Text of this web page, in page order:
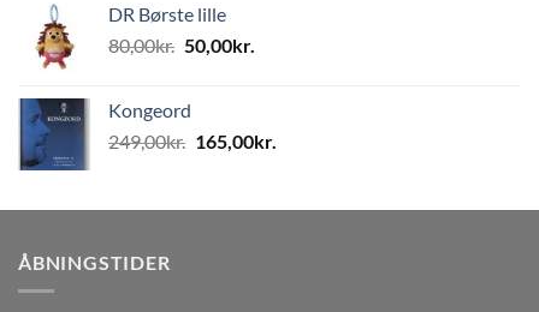
var:
80,00kr..50,00kr..
DR Børste lille
80,00kr. Den
var:
80,00kr..
50,00kr.
50,00kr..
Kongeord
249,00kr. Den
var:
165,00kr.
er:
ÅBNINGSTIDER